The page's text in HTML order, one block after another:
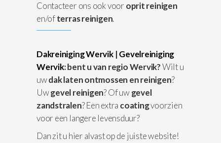
Contacteer ons ook voor oprit reinigen
en/ofterras reinigen.
Dakreiniging Wervik|Gevelreiniging
Wervik: bent u van regio Wervik?Wilt u
uwdak laten ontmossen en reinigen?
Uwgevel reinigen? Of uwgevel
zandstralen? Een extra coatingvoorzien
voor een langere levensduur?
Dan zit u hier alvast op de juiste website!